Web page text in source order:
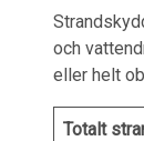
och
eller helt
Totalt